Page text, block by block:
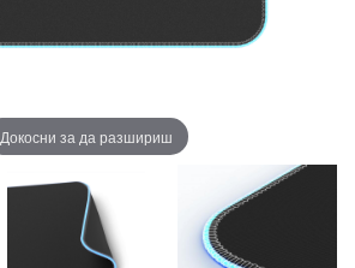
Докосни за да разшириш